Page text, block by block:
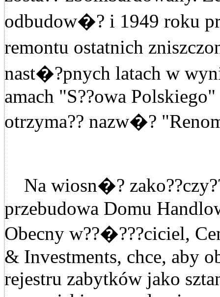
odbudow�? i 1949 roku
remontu ostatnich
nast�?pnych latach w
amach "S??owa
otrzyma?? nazw�?
Na wiosn�?
przebudowa Domu
Obecny w??�???ciciel,
& Investments, chce, aby
rejestru zabytków jako